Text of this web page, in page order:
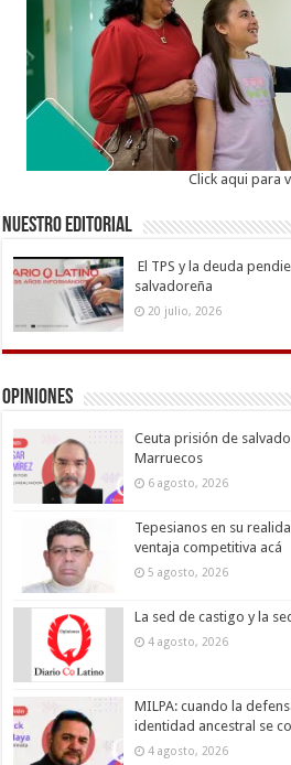
Click aqui para
Nuestro Editorial
El TPS y la deuda
salvadoreña
20 julio, 2026
Opiniones
Ceuta prisión de
Marruecos
6 agosto, 2026
Tepesianos en su
ventaja competitiva acá
5 agosto, 2026
La sed de castigo y la
4 agosto, 2026
MILPA: cuando la
identidad ancestral se
4 agosto, 2026